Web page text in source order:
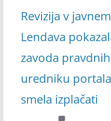
Revizija v
Lendava
zavoda
uredniku
smela izplačati